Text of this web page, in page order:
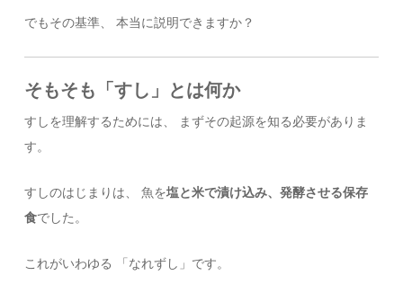
でもその基準、 本当に説明できますか？
そもそも「すし」とは何か
すしを理解するためには、 まずその起源を知る必要がありま
す。
すしのはじまりは、 魚を塩と米で漬け込み、発酵させる保存
食でした。
これがいわゆる 「なれずし」です。